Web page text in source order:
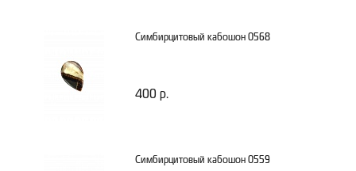
Симбирцитовый кабошон 0568
400 р.
Симбирцитовый кабошон 0559